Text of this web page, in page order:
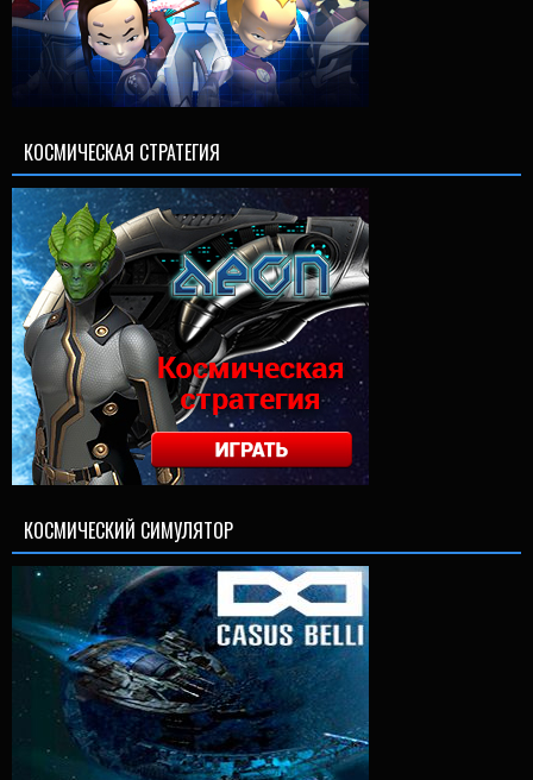
КОСМИЧЕСКАЯ СТРАТЕГИЯ
КОСМИЧЕСКИЙ СИМУЛЯТОР